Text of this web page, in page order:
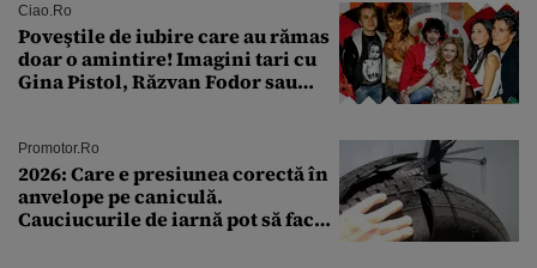
Ciao.ro
Poveştile de iubire care au rămas
doar o amintire! Imagini tari cu
Gina Pistol, Răzvan Fodor sau
Promotor.ro
2026: Care e presiunea corectă în
anvelope pe caniculă.
Cauciucurile de iarnă pot să facă